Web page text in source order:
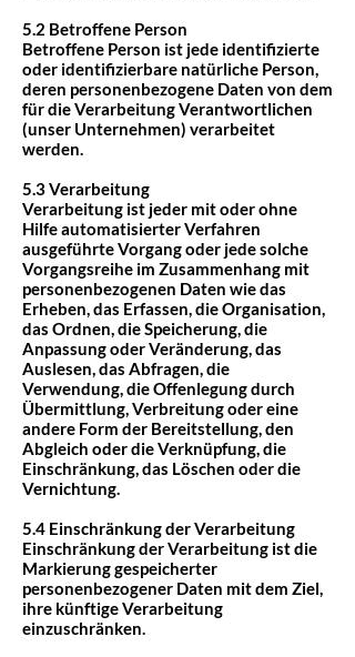
5.2 Betroffene Person
Betroffene Person ist jede identifizierte
oder identifizierbare natürliche Person,
deren personenbezogene Daten von dem
für die Verarbeitung Verantwortlichen
(unser Unternehmen) verarbeitet
werden.
5.3 Verarbeitung
Verarbeitung ist jeder mit oder ohne
Hilfe automatisierter Verfahren
ausgeführte Vorgang oder jede solche
Vorgangsreihe im Zusammenhang mit
personenbezogenen Daten wie das
Erheben, das Erfassen, die Organisation,
das Ordnen, die Speicherung, die
Anpassung oder Veränderung, das
Auslesen, das Abfragen, die
Verwendung, die Offenlegung durch
Übermittlung, Verbreitung oder eine
andere Form der Bereitstellung, den
Abgleich oder die Verknüpfung, die
Einschränkung, das Löschen oder die
Vernichtung.
5.4 Einschränkung der Verarbeitung
Einschränkung der Verarbeitung ist die
Markierung gespeicherter
personenbezogener Daten mit dem Ziel,
ihre künftige Verarbeitung
einzuschränken.